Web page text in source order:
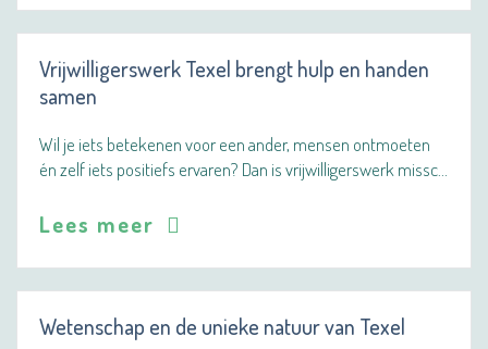
Vrijwilligerswerk Texel brengt hulp en handen
samen
Wil je iets betekenen voor een ander, mensen ontmoeten
én zelf iets positiefs ervaren? Dan is vrijwilligerswerk missc…
Lees meer
Wetenschap en de unieke natuur van Texel